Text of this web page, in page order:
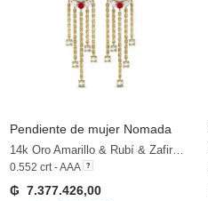
Pendiente de mujer Nomada
14k Oro Amarillo & Rubí & Zafiro blanco
0.552 crt - AAA
₲ 7.377.426,00